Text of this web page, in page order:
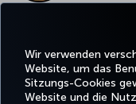
Wir verwenden
Website, um das
Sitzungs-Cookies
Website und die